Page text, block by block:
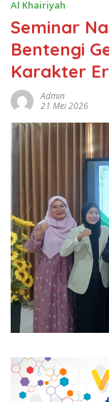
Al Khairiyah
Seminar
Bentengi
Karakter
Admin
21 Mei 2026